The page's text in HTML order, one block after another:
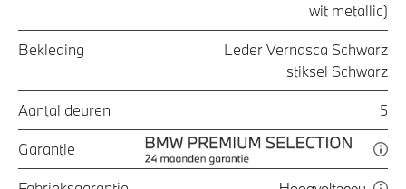
wit metallic)
Bekleding
Leder Vernasca Schwarz
stiksel Schwarz
Aantal deuren 5
Garantie